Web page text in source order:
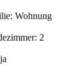
Wohnung
2